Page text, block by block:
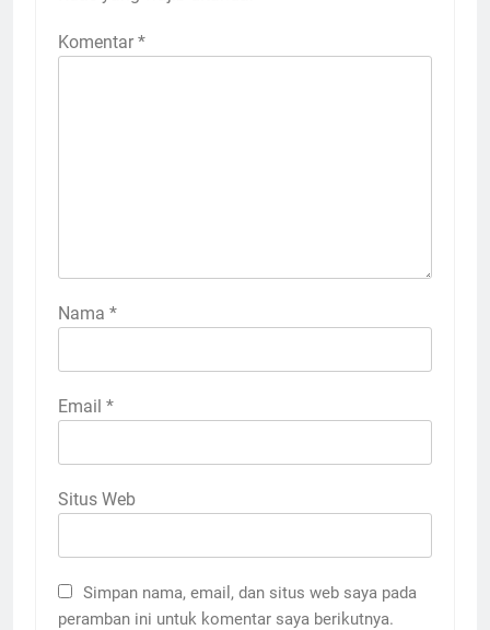
Komentar *
Nama *
Email *
Situs Web
Simpan nama, email, dan situs web saya pada
peramban ini untuk komentar saya berikutnya.